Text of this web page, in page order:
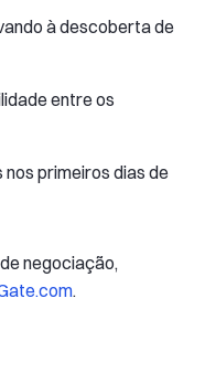
à descoberta de
entre os
primeiros dias de
negociação,
.